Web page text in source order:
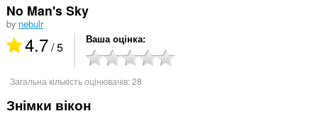
No Man's Sky
by nebulr
4.7/ 5 Ваша оцінка
Загальна кількість оцінювачів:28
Знімки вікон